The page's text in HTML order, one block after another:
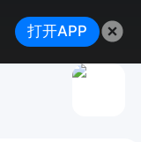
打开APP